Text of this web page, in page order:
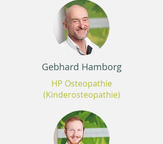
Gebhard Hamborg
HP Osteopathie
(Kinderosteopathie)